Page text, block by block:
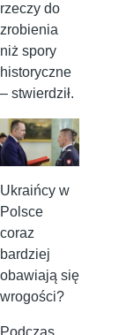
rzeczy do
zrobienia
niż spory
historyczne
– stwierdził.
Ukraińcy w
Polsce
coraz
bardziej
obawiają się
wrogości?